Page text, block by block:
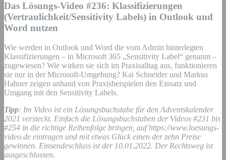
Das Lösungs-Video #236: Klassifizierungen
(Vertraulichkeit/Sensitivity Labels) in Outlook und
Word nutzen
Wie werden in Outlook und Word die vom Admin hinterlegten
Klassifizierungen – in Microsoft 365 „Sensitivity Label“ genannt –
zugewiesen? Wie wirken sie sich im Praxisalltag aus, funktionieren
sie nur in der Microsoft-Umgebung? Kai Schneider und Markus
Hahner zeigen anhand von Praxisbeispielen den Einsatz und
Umgang mit den Sensitivity Labels.
Tipp: Im Video ist ein Lösungsbuchstabe für den Adventskalender
2021 versteckt. Einfach die Lösungsbuchstaben der Videos #231 bis
#254 in die richtige Reihenfolge bringen, auf https://www.loesungs-
video.de eintragen und mit etwas Glück einen der zehn Preise
gewinnen. Einsendeschluss ist der 10.01.2022. Der Rechtsweg ist
ausgeschlossen.